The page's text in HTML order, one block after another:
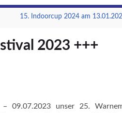
15. Indoorcup 2024 am
2023 +++
09.07.2023 unser 25.